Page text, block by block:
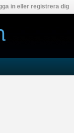
in eller registrera dig